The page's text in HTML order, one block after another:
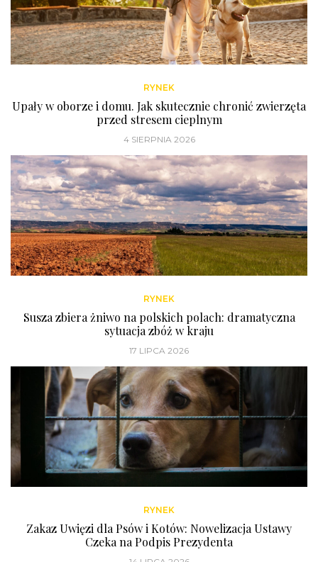
RYNEK
Upały w oborze i domu. Jak skutecznie chronić zwierzęta
przed stresem cieplnym
4 SIERPNIA 2026
RYNEK
Susza zbiera żniwo na polskich polach: dramatyczna
sytuacja zbóż w kraju
17 LIPCA 2026
RYNEK
Zakaz Uwięzi dla Psów i Kotów: Nowelizacja Ustawy
Czeka na Podpis Prezydenta